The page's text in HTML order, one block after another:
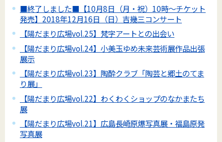
■終了しました■【10月8日（月・祝）10時～チケット
発売】2018年12月16日（日）吉幾三コンサート
【陽だまり広場vol.25】梵字アートとの出会い
【陽だまり広場vol.24】小美玉ゆめ未来芸術展作品出張
展示
【陽だまり広場vol.23】陶酔クラブ「陶芸と郷土のてま
り展」
【陽だまり広場vol.22】わくわくショップのなかまたち
展
【陽だまり広場vol.21】広島長崎原爆写真展・福島原発
写真展